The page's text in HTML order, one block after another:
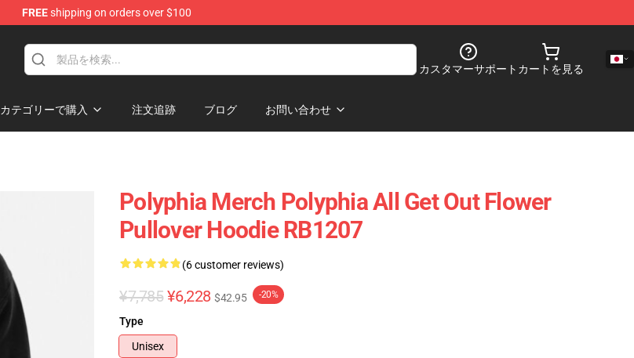
FREEshipping on orders over $100
カスタマーサポート カートを見る
カテゴリーで購入 注文追跡 ブログ お問い合わせ
Polyphia Merch Polyphia All Get Out Flower
Pullover Hoodie RB1207
(6 customer reviews)
¥7,785 ¥6,228 $42.95 -20%
Type
Unisex